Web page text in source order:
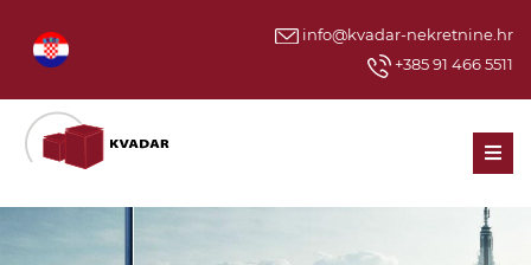
info@kvadar-nekretnine.hr
+385 91 466 5511